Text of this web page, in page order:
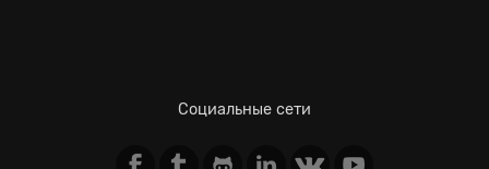
Социальные сети